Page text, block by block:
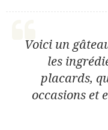
Voici un
les
placards,
occasions et